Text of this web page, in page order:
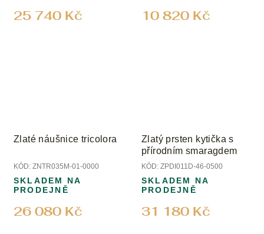
25 740 Kč 10 820 Kč
Zlaté náušnice tricolora
KÓD: ZNTR035M-01-0000
26 080 Kč
SKLADEM NA
PRODEJNĚ
Zlatý prsten kytička s
přírodním smaragdem
KÓD: ZPDI011D-46-0500
31 180 Kč
SKLADEM NA
PRODEJNĚ